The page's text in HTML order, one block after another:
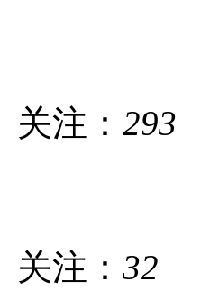
关注： 293
关注： 32